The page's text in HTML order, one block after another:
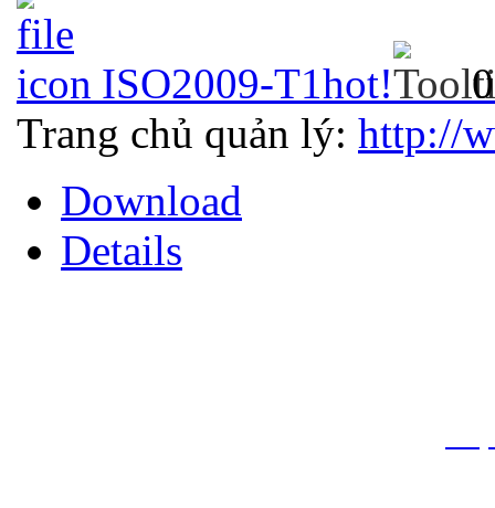
ISO2009-T1hot!
Trang chủ quản lý: http://
Download
Details